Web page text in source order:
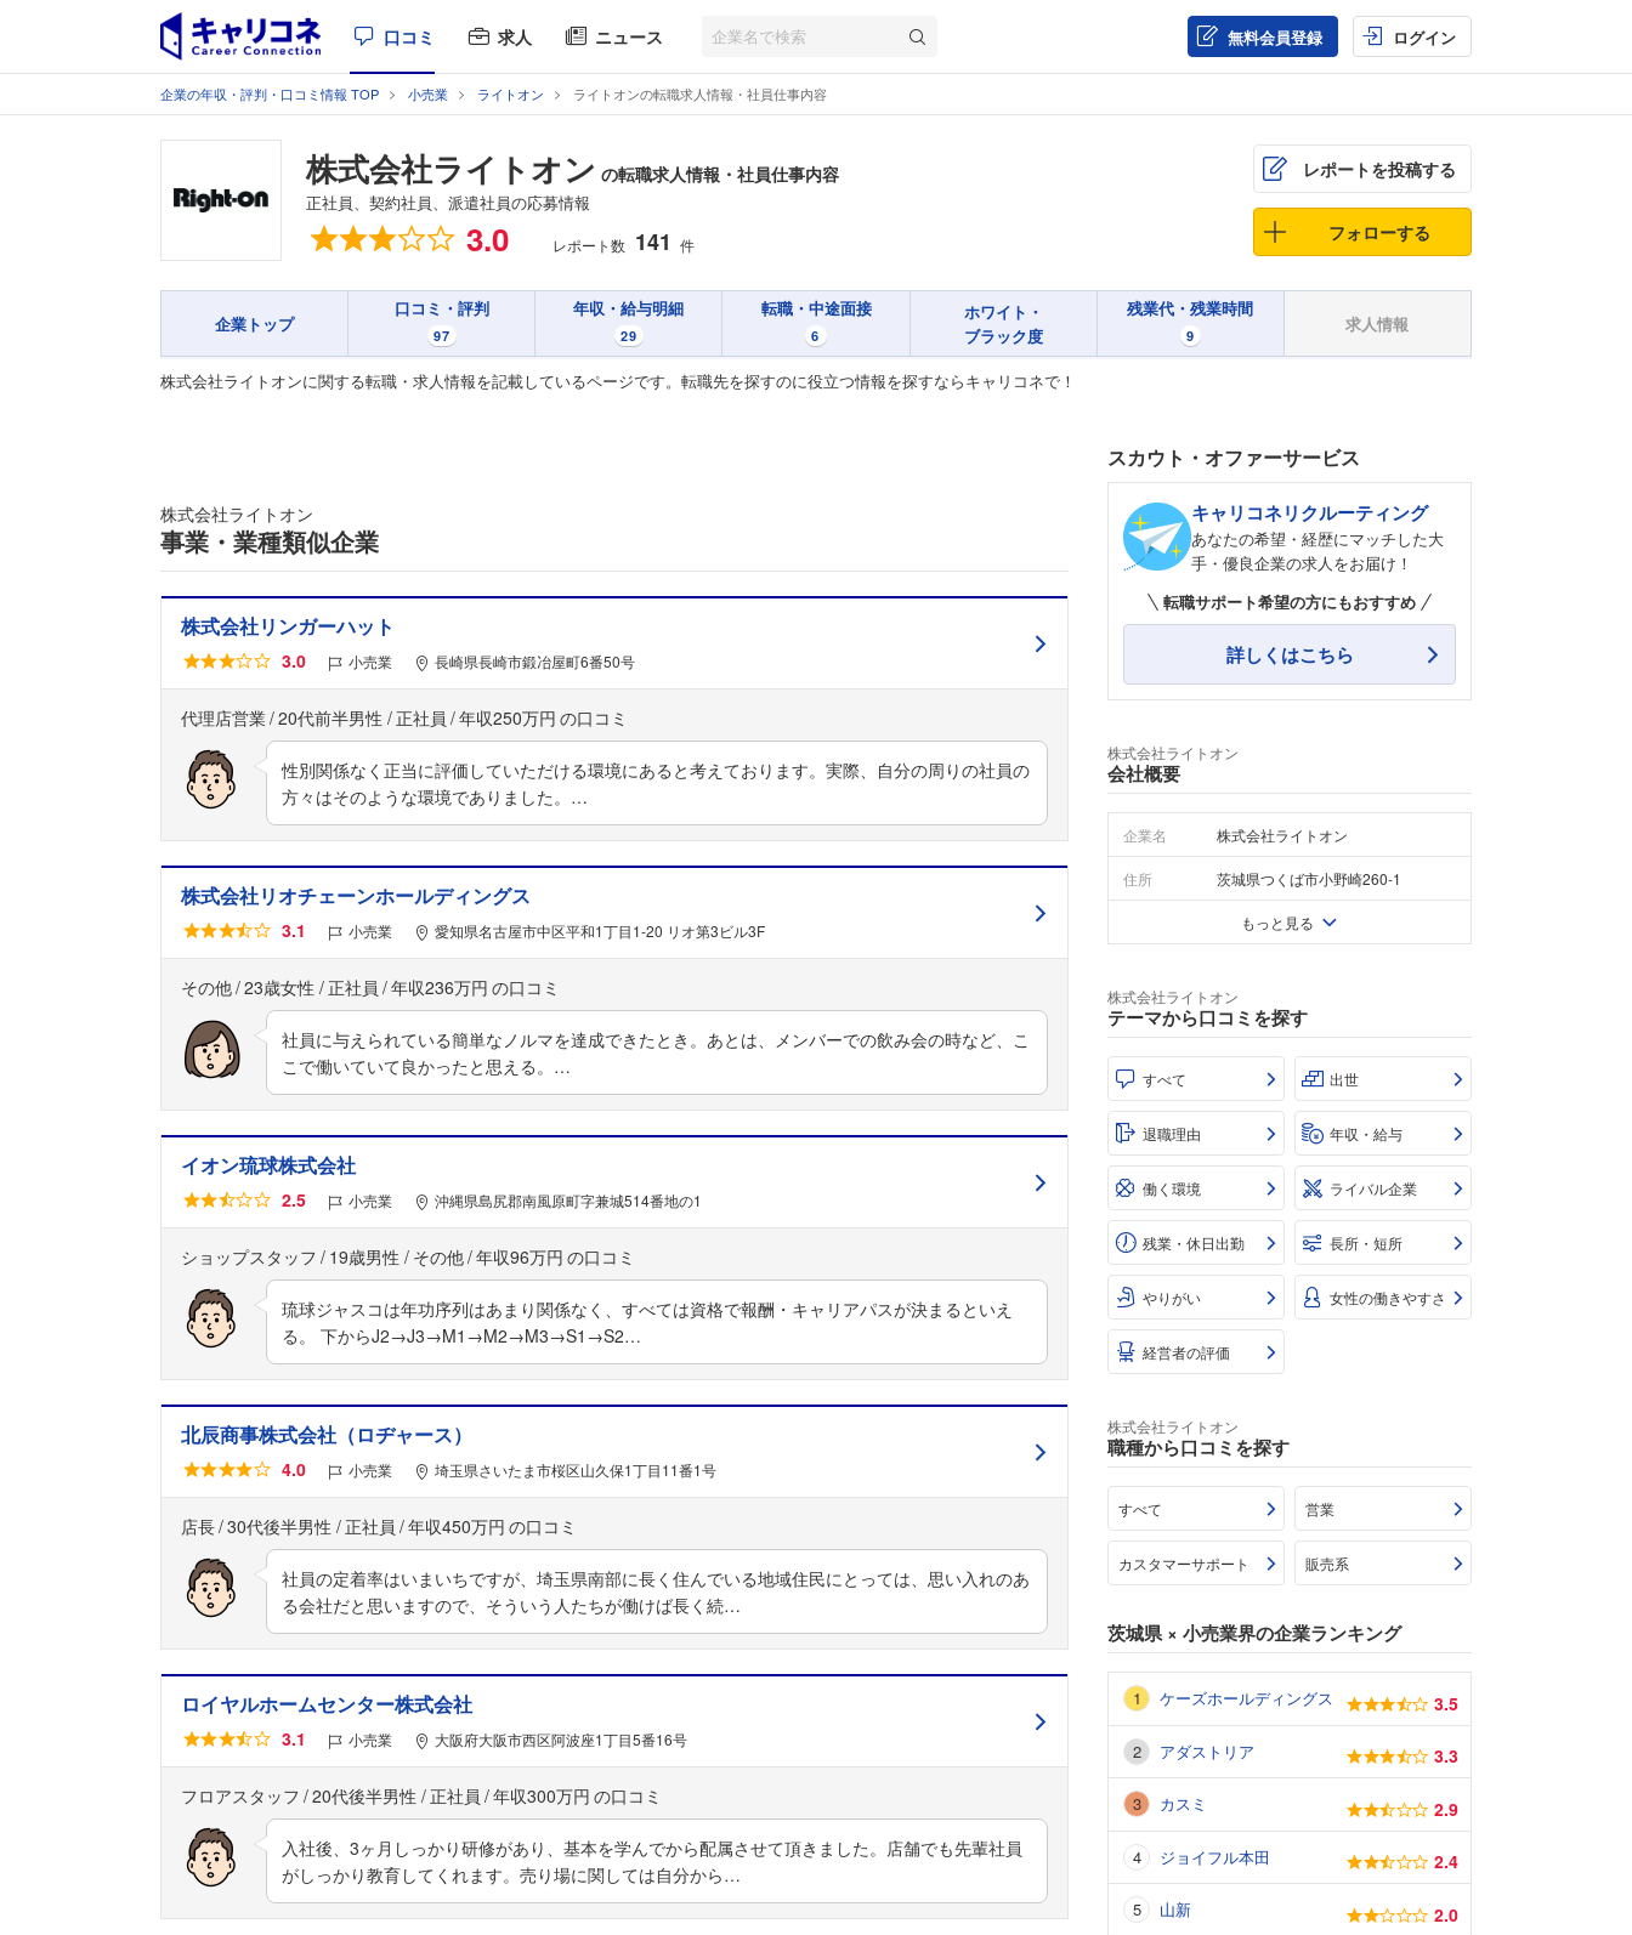
口コミ 求人 ニュース 無料会員登録 ログイン
企業の年収・評判・口コミ情報 TOP 小売業 ライトオン ライトオンの転職求人情報・社員仕事内容
株式会社ライトオン の転職求人情報・社員仕事内容
正社員、契約社員、派遣社員の応募情報
総合評価 3.0 レポート数 141 件
レポートを投稿する
フォローする
企業トップ
口コミ・評判
97
年収・給与明細
29
転職・中途面接
6
ホワイト・
ブラック度
残業代・残業時間
9
求人情報
株式会社ライトオンに関する転職・求人情報を記載しているページです。転職先を探すのに役立つ情報を探すならキャリコネで！
株式会社ライトオン
事業・業種類似企業
株式会社リンガーハット
3.0 小売業 長崎県長崎市鍛冶屋町6番50号
代理店営業 20代前半男性 正社員 年収250万円
性別関係なく正当に評価していただける環境にあると考えております。実際、自分の周りの社員の
方々はそのような環境でありました。…
株式会社リオチェーンホールディングス
3.1 小売業 愛知県名古屋市中区平和1丁目1-20 リオ第3ビル3F
その他 23歳女性 正社員 年収236万円
社員に与えられている簡単なノルマを達成できたとき。あとは、メンバーでの飲み会の時など、こ
こで働いていて良かったと思える。…
イオン琉球株式会社
2.5 小売業 沖縄県島尻郡南風原町字兼城514番地の1
ショップスタッフ 19歳男性 その他 年収96万円
琉球ジャスコは年功序列はあまり関係なく、すべては資格で報酬・キャリアパスが決まるといえ
る。 下からJ2→J3→M1→M2→M3→S1→S2…
北辰商事株式会社（ロヂャース）
4.0 小売業 埼玉県さいたま市桜区山久保1丁目11番1号
店長 30代後半男性 正社員 年収450万円
社員の定着率はいまいちですが、埼玉県南部に長く住んでいる地域住民にとっては、思い入れのあ
る会社だと思いますので、そういう人たちが働けば長く続…
ロイヤルホームセンター株式会社
3.1 小売業 大阪府大阪市西区阿波座1丁目5番16号
フロアスタッフ 20代後半男性 正社員 年収300万円
入社後、3ヶ月しっかり研修があり、基本を学んでから配属させて頂きました。店舗でも先輩社員
がしっかり教育してくれます。売り場に関しては自分から…
スカウト・オファーサービス
キャリコネリクルーティング
あなたの希望・経歴にマッチした大
手・優良企業の求人をお届け！
転職サポート希望の方にもおすすめ
詳しくはこちら
株式会社ライトオン
会社概要
企業名 株式会社ライトオン
住所 茨城県つくば市小野崎260-1
もっと見る
株式会社ライトオン
テーマから口コミを探す
すべて 出世
退職理由 年収・給与
働く環境 ライバル企業
残業・休日出勤 長所・短所
やりがい 女性の働きやすさ
経営者の評価
株式会社ライトオン
職種から口コミを探す
すべて 営業
カスタマーサポート 販売系
茨城県× 小売業界の企業ランキング
ケーズホールディングス 3.5
アダストリア 3.3
カスミ 2.9
ジョイフル本田 2.4
山新 2.0